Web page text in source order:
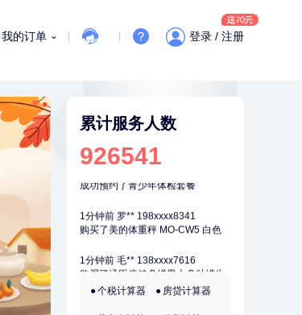
我的订单 登录 / 注册
累计服务人数
926541
成功预约糖尿病强化体检套餐
成功预约了青少年体检套餐
刚刚 莫** 137xxxx3241
成功预约了青少年体检套餐
1分钟前 罗** 198xxxx8341
1分钟前 毛** 138xxxx7616
素矿物质片1.5g*60片*2瓶
成功预约了女性防癌筛查套餐
个税计算器 房贷计算器